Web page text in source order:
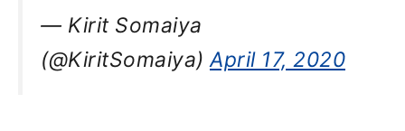
— Kirit Somaiya
(@KiritSomaiya)April 17, 2020